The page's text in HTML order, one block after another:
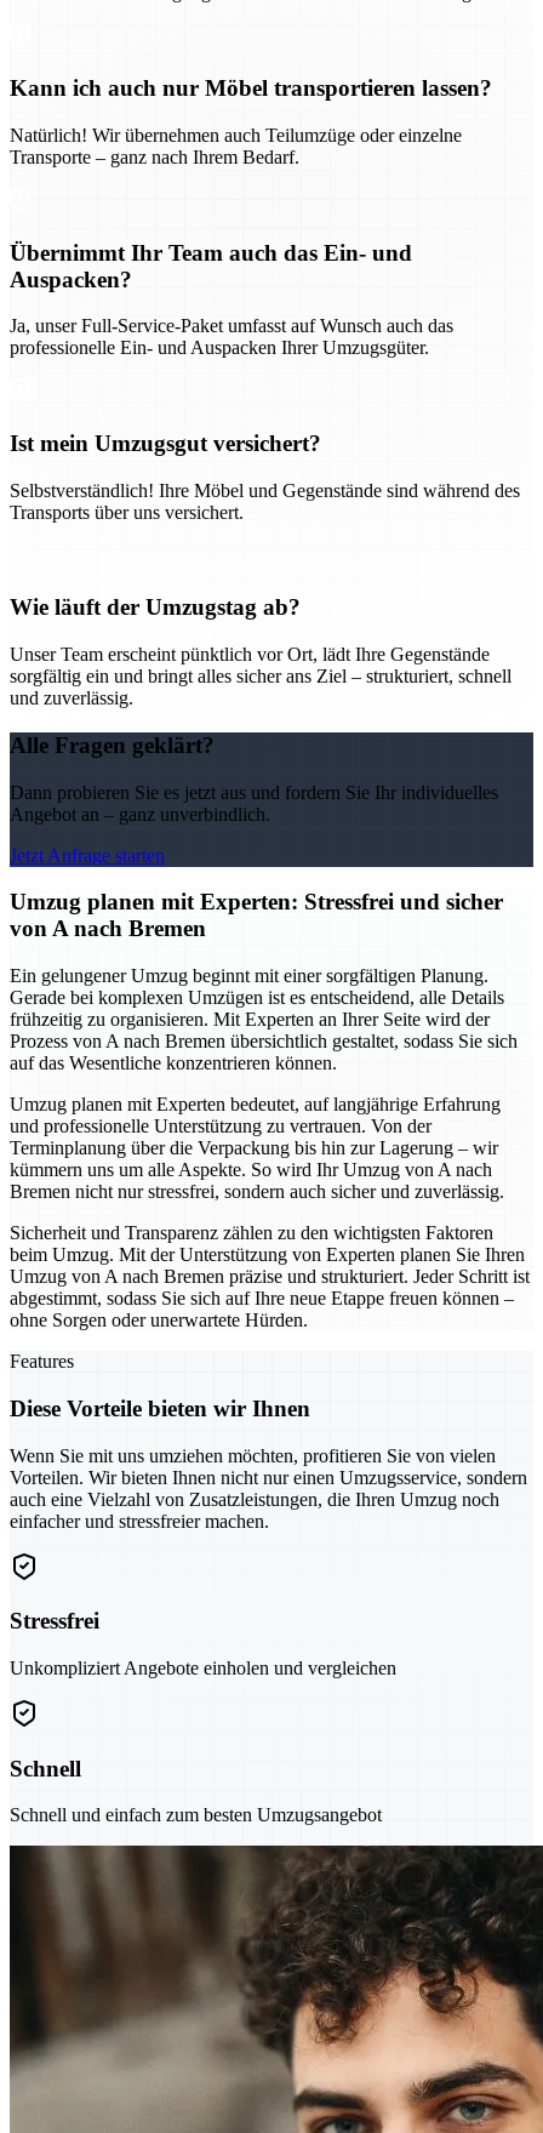
Kann ich auch nur Möbel transportieren lassen?
Natürlich! Wir übernehmen auch Teilumzüge oder einzelne
Transporte – ganz nach Ihrem Bedarf.
Übernimmt Ihr Team auch das Ein- und
Auspacken?
Ja, unser Full-Service-Paket umfasst auf Wunsch auch das
professionelle Ein- und Auspacken Ihrer Umzugsgüter.
Ist mein Umzugsgut versichert?
Selbstverständlich! Ihre Möbel und Gegenstände sind während des
Transports über uns versichert.
Wie läuft der Umzugstag ab?
Unser Team erscheint pünktlich vor Ort, lädt Ihre Gegenstände
sorgfältig ein und bringt alles sicher ans Ziel – strukturiert, schnell
und zuverlässig.
Alle Fragen geklärt?
Dann probieren Sie es jetzt aus und fordern Sie Ihr individuelles
Angebot an – ganz unverbindlich.
Jetzt Anfrage starten
Umzug planen mit Experten: Stressfrei und sicher
von A nach Bremen
Ein gelungener Umzug beginnt mit einer sorgfältigen Planung.
Gerade bei komplexen Umzügen ist es entscheidend, alle Details
frühzeitig zu organisieren. Mit Experten an Ihrer Seite wird der
Prozess von A nach Bremen übersichtlich gestaltet, sodass Sie sich
auf das Wesentliche konzentrieren können.
Umzug planen mit Experten bedeutet, auf langjährige Erfahrung
und professionelle Unterstützung zu vertrauen. Von der
Terminplanung über die Verpackung bis hin zur Lagerung – wir
kümmern uns um alle Aspekte. So wird Ihr Umzug von A nach
Bremen nicht nur stressfrei, sondern auch sicher und zuverlässig.
Sicherheit und Transparenz zählen zu den wichtigsten Faktoren
beim Umzug. Mit der Unterstützung von Experten planen Sie Ihren
Umzug von A nach Bremen präzise und strukturiert. Jeder Schritt ist
abgestimmt, sodass Sie sich auf Ihre neue Etappe freuen können –
ohne Sorgen oder unerwartete Hürden.
Features
Diese Vorteile bieten wir Ihnen
Wenn Sie mit uns umziehen möchten, profitieren Sie von vielen
Vorteilen. Wir bieten Ihnen nicht nur einen Umzugsservice, sondern
auch eine Vielzahl von Zusatzleistungen, die Ihren Umzug noch
einfacher und stressfreier machen.
Stressfrei
Unkompliziert Angebote einholen und vergleichen
Schnell
Schnell und einfach zum besten Umzugsangebot